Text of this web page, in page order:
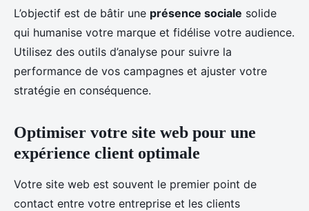
L’objectif est de bâtir une présence sociale solide
qui humanise votre marque et fidélise votre audience.
Utilisez des outils d’analyse pour suivre la
performance de vos campagnes et ajuster votre
stratégie en conséquence.
Optimiser votre site web pour une
expérience client optimale
Votre site web est souvent le premier point de
contact entre votre entreprise et les clients